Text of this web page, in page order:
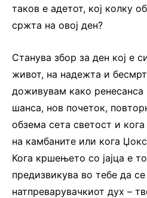
таков е адетот, кој колку
сржта на овој ден?
Станува збор за ден кој е
живот, на надежта и
доживувам како
шанса, нов почеток,
обзема сета светост и
на камбаните или кога
Кога кршењето со јајца е
предизвикува во тебе да
натпреварувачкиот дух –